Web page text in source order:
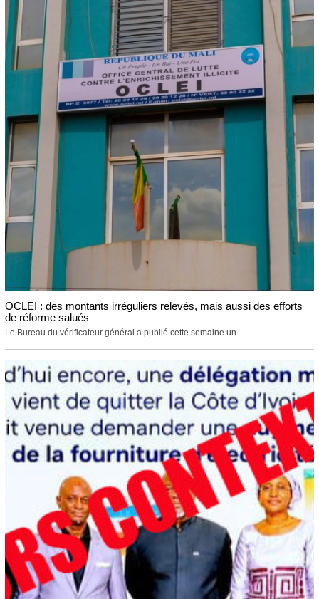
OCLEI : des montants irréguliers relevés, mais aussi des efforts
de réforme salués
Le Bureau du vérificateur général a publié cette semaine un